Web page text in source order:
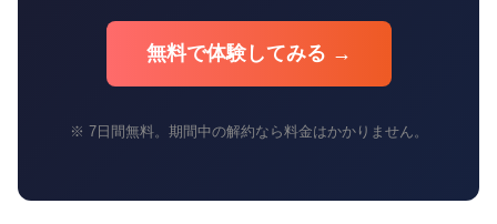
無料で体験してみる →
※ 7日間無料。期間中の解約なら料金はかかりません。